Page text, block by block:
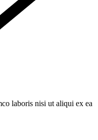
laboris nisi ut aliqui ex ea